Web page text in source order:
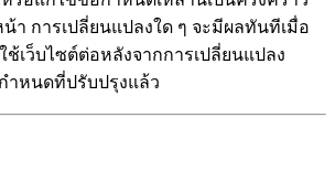
า การเปลี่ยนแปลงใด ๆ จะมีผลทันทีเมื่อ
เว็บไซต์ต่อหลังจากการเปลี่ยนแปลง
หนดที่ปรับปรุงแล้ว